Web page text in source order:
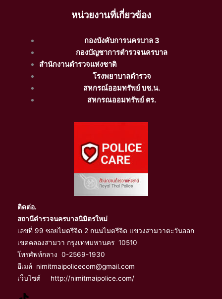
หน่วยงานที่เกี่ยวข้อง
กองบังคับการนครบาล 3
กองบัญชาการตำรวจนครบาล
สำนักงานตำรวจแห่งชาติ
โรงพยาบาลตำรวจ
สหกรณ์ออมทรัพย์ บช.น.
สหกรณออมทรัพย์ ตร.
ติดต่อ.
สถานีตำรวจนครบาลนิมิตรใหม่
เลขที่ 99 ซอยไมตรีจิต 2 ถนนไมตรีจิต แขวงสามวาตะวันออก
เขตคลองสามวา กรุงเทพมหานคร 10510
โทรศัพท์กลาง 0-2569-1930
อีเมล์ nimitmaipolicecom@gmail.com
เว็บไซต์ http://nimitmaipolice.com/